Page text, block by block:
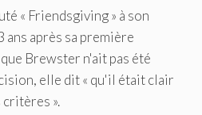
« Friendsgiving » à son
après sa première
Brewster n'ait pas été
elle dit « qu'il était clair
critères ».